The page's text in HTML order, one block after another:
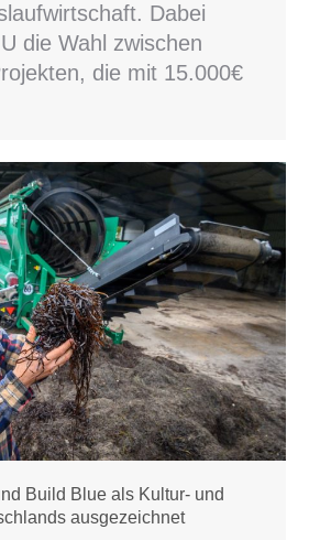
Dabei
die Wahl zwischen
die mit 15.000€
Build Blue als Kultur- und
ausgezeichnet